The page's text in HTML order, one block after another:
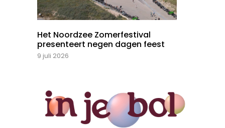
Het Noordzee Zomerfestival
presenteert negen dagen feest
9 juli 2026